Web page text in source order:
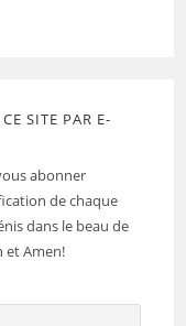
SITE PAR E-
abonner
de chaque
dans le beau de
et Amen!